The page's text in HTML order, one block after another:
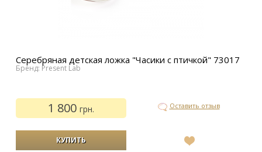
Серебряная детская ложка "Часики с птичкой" 73017
Бренд: Present Lab
1 800грн. Оставить отзыв